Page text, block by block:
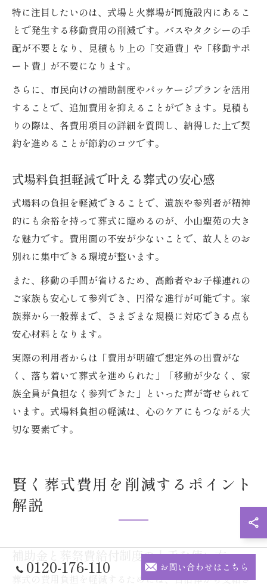
特に注目したいのは、式場と火葬場が同施設内にあるこ
とで発生する移動費用の削減です。バスやタクシーの手
配が不要となり、見積もり上の「交通費」や「移動サポ
ート費」が不要になります。
さらに、市民向けの補助制度やパッケージプランを活用
することで、追加費用を抑えることができます。見積も
りの際は、各費用項目の詳細を質問し、納得した上で契
約を進めることが節約のコツです。
式場料負担軽減で叶える葬式の安心感
式場料の負担を軽減できることで、遺族や参列者が精神
的にも余裕を持って葬式に臨めるのが、小山聖苑の大き
な魅力です。費用面の不安が少ないことで、故人とのお
別れに集中できる環境が整います。
また、移動の手間が省けるため、高齢者やお子様連れの
ご家族も安心して参列でき、円滑な進行が可能です。家
族葬から一般葬まで、さまざまな規模に対応できる点も
安心材料となります。
実際の利用者からは「費用が明確で想定外の出費がな
く、落ち着いて葬式を進められた」「移動が少なく、家
族全員が負担なく参列できた」といった声が寄せられて
います。式場料負担の軽減は、心のケアにもつながる大
切な要素です。
賢く葬式費用を削減するポイント
解説
補助金と葬祭費給付制度の上手な使い方
葬式の費用負担を軽減するためには、自治体から支給さ
0120-176-110 お問い合わせはこちら